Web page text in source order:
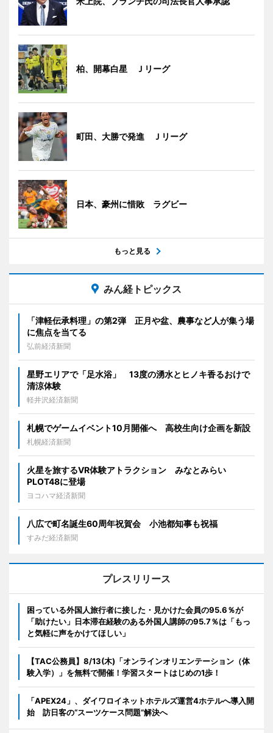
柏、開幕白星 Ｊリーグ
町田、大勝で発進 Ｊリーグ
日本、豪州に惜敗 ラグビー
もっと見る
みん経トピックス
「津軽伝承料理」の第2弾 正月や盆、農事など人が集う場
に焦点を当てる
弘前経済新聞
星野エリアで「足水浴」 13度の湧水とヒノキ香るおけで
清涼体験
軽井沢経済新聞
札幌でゲームイベント10月開催へ 高校生向け企画を新設
札幌経済新聞
火星を旅するVR体験アトラクション みなとみらい
PLOT48に登場
ヨコハマ経済新聞
八広で町名誕生60周年祝賀会 小池都知事も祝福
すみだ経済新聞
プレスリリース
困っている外国人旅行者に接した・見かけた会員の95.6％が
「助けたい」日本滞在経験のある外国人講師の95.7％は「もっ
と気軽に声をかけてほしい」
【TAC公務員】8/13(木)「オンラインオリエンテーション（体
験入学）」を無料で開催！学習スタートはじめの1歩！
「APEX24」、ダイワロイネットホテルズ運営4ホテルへ導入開
始 訪日客の“スーツケース問題”解決へ